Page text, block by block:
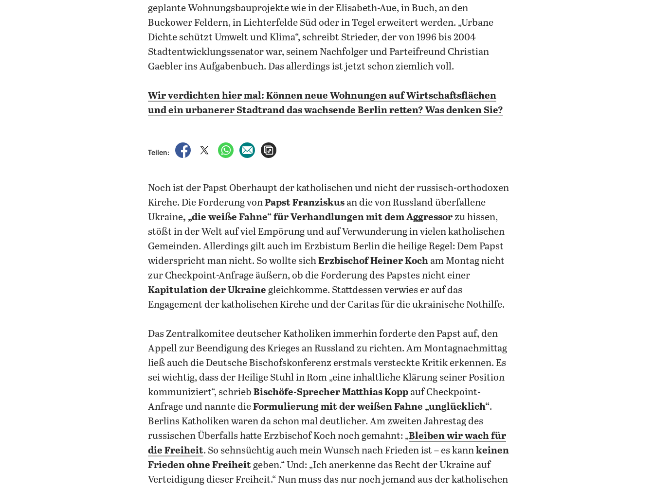
geplante Wohnungsbauprojekte wie in der Elisabeth-Aue, in Buch, an den
Buckower Feldern, in Lichterfelde Süd oder in Tegel erweitert werden. „Urbane
Dichte schützt Umwelt und Klima“, schreibt Strieder, der von 1996 bis 2004
Stadtentwicklungssenator war, seinem Nachfolger und Parteifreund Christian
Gaebler ins Aufgabenbuch. Das allerdings ist jetzt schon ziemlich voll.
Wir verdichten hier mal: Können neue Wohnungen auf Wirtschaftsflächen
und ein urbanerer Stadtrand das wachsende Berlin retten? Was denken Sie?
Teilen:
auf Facebook teilen
auf X teilenper WhatsApp teilen
per E-Mail teilen
Noch ist der Papst Oberhaupt der katholischen und nicht der russisch-orthodoxen
Kirche. Die Forderung vonPapst Franziskus an die von Russland überfallene
Ukraine, „die weiße Fahne“ für Verhandlungen mit dem Aggressor zu hissen,
stößt in der Welt auf viel Empörung und auf Verwunderung in vielen katholischen
Gemeinden. Allerdings gilt auch im Erzbistum Berlin die heilige Regel: Dem Papst
widerspricht man nicht. So wollte sichErzbischof Heiner Koch am Montag nicht
zur Checkpoint-Anfrage äußern, ob die Forderung des Papstes nicht einer
Kapitulation der Ukraine gleichkomme. Stattdessen verwies er auf das
Engagement der katholischen Kirche und der Caritas für die ukrainische Nothilfe.
Das Zentralkomitee deutscher Katholiken immerhin forderte den Papst auf, den
Appell zur Beendigung des Krieges an Russland zu richten. Am Montagnachmittag
ließ auch die Deutsche Bischofskonferenz erstmals versteckte Kritik erkennen. Es
sei wichtig, dass der Heilige Stuhl in Rom „eine inhaltliche Klärung seiner Position
kommuniziert“, schrieb Bischöfe-Sprecher Matthias Kopp auf Checkpoint-
Anfrage und nannte dieFormulierung mit der weißen Fahne „unglücklich“.
Berlins Katholiken waren da schon mal deutlicher. Am zweiten Jahrestag des
russischen Überfalls hatte Erzbischof Koch noch gemahnt: „Bleiben wir wach für
die Freiheit. So sehnsüchtig auch mein Wunsch nach Frieden ist – es kannkeinen
Frieden ohne Freiheit geben.“ Und: „Ich anerkenne das Recht der Ukraine auf
Verteidigung dieser Freiheit.“ Nun muss das nur noch jemand aus der katholischen